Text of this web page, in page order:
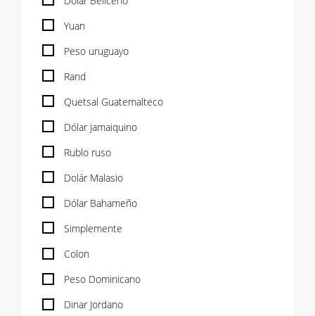
Yuan
Peso uruguayo
Rand
Quetsal Guatemalteco
Dólar jamaiquino
Rublo ruso
Dolár Malasio
Dólar Bahameño
Simplemente
Colon
Peso Dominicano
Dinar Jordano